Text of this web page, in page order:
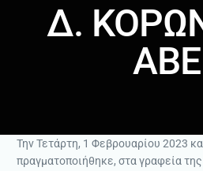
Δ.
Την Τετάρτη, 1 Φεβρουαρίου 2023
πραγματοποιήθηκε, στα γραφεία